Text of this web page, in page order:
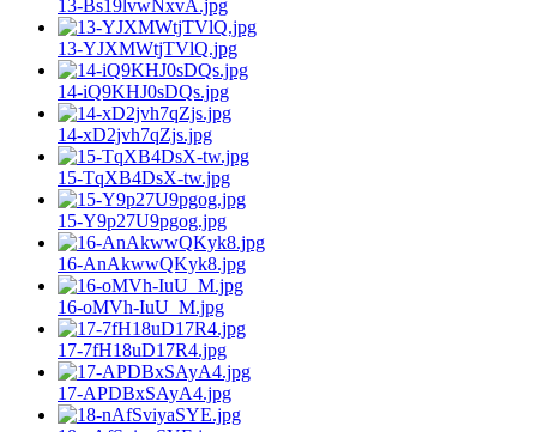
13-Bs19lvwNxvA.jpg
13-YJXMWtjTVlQ.jpg
14-iQ9KHJ0sDQs.jpg
14-xD2jvh7qZjs.jpg
15-TqXB4DsX-tw.jpg
15-Y9p27U9pgog.jpg
16-AnAkwwQKyk8.jpg
16-oMVh-IuU_M.jpg
17-7fH18uD17R4.jpg
17-APDBxSAyA4.jpg